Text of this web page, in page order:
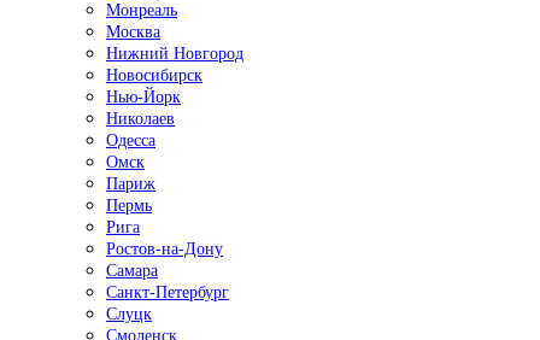
Монреаль
Москва
Нижний Новгород
Новосибирск
Нью-Йорк
Николаев
Одесса
Омск
Париж
Пермь
Рига
Ростов-на-Дону
Самара
Санкт-Петербург
Слуцк
Смоленск